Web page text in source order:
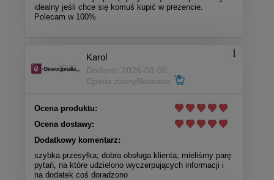
idealny jeśli chce się komuś kupić w prezencie.
Polecam w 100%
Karol
Dodano: 2026-08-06
Opinia zweryfikowana
Ocena produktu:
Ocena dostawy:
Dodatkowy komentarz:
szybka przesyłka; dobra obsługa klienta; mieliśmy parę
pytań, na które udzielono wyczerpujących informacji i
na dodatek coś doradzono